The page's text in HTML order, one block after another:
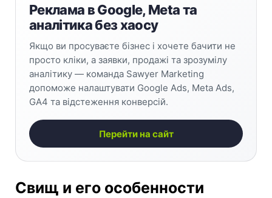
Реклама в Google, Meta та
аналітика без хаосу
Якщо ви просуваєте бізнес і хочете бачити не
просто кліки, а заявки, продажі та зрозумілу
аналітику — команда Sawyer Marketing
допоможе налаштувати Google Ads, Meta Ads,
GA4 та відстеження конверсій.
Перейти на сайт
Свищ и его особенности